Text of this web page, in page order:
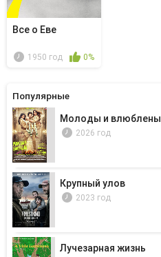
Популярные
Молоды и влюблены
2026 год
Крупный улов
2023 год
Лучезарная жизнь
Все о Еве
1950 год 0%